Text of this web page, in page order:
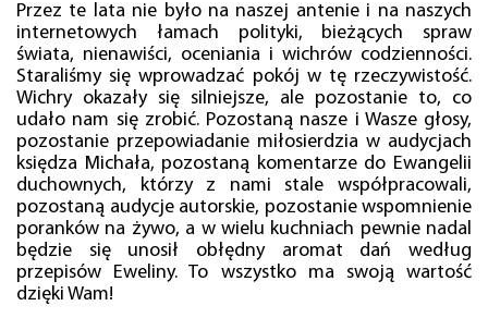
Przez te lata nie było na naszej antenie i na naszych
internetowych łamach polityki, bieżących spraw
świata, nienawiści, oceniania i wichrów codzienności.
Staraliśmy się wprowadzać pokój w tę rzeczywistość.
Wichry okazały się silniejsze, ale pozostanie to, co
udało nam się zrobić. Pozostaną nasze i Wasze głosy,
pozostanie przepowiadanie miłosierdzia w audycjach
księdza Michała, pozostaną komentarze do Ewangelii
duchownych, którzy z nami stale współpracowali,
pozostaną audycje autorskie, pozostanie wspomnienie
poranków na żywo, a w wielu kuchniach pewnie nadal
będzie się unosił obłędny aromat dań według
przepisów Eweliny. To wszystko ma swoją wartość
dzięki Wam!